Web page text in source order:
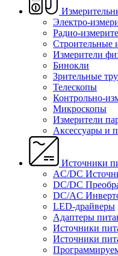
Электро-
Радио-
Строительные
Измерители
Бинокли
Зрительные
Телескопы
Контрольно-
Микроскопы
Измерители
Аксессуары и
Источники
AC/DC
DC/DC
DC/AC
LED-драйверы
Адаптеры
Источники
Источники